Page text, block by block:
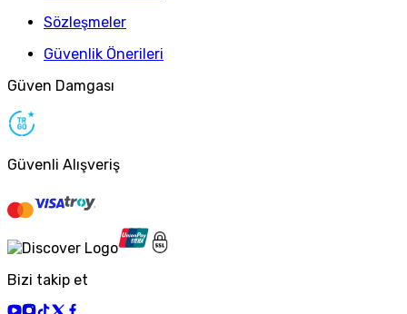
Sözleşmeler
Güvenlik Önerileri
Güven Damgası
Güvenli Alışveriş
Bizi takip et